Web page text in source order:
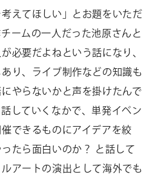
えてほしい」とお題をいただ
ームの一人だった池原さんと
必要だよねという話になり、
り、ライブ制作などの知識も
やらないかと声を掛けたんで
していくなかで、単発イベン
できるものにアイデアを絞
たら面白いのか？ と話して
アートの演出として海外でも